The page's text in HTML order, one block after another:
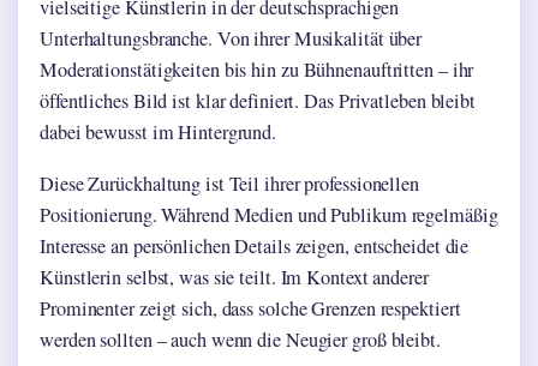
vielseitige Künstlerin in der deutschsprachigen
Unterhaltungsbranche. Von ihrer Musikalität über
Moderationstätigkeiten bis hin zu Bühnenauftritten – ihr
öffentliches Bild ist klar definiert. Das Privatleben bleibt
dabei bewusst im Hintergrund.
Diese Zurückhaltung ist Teil ihrer professionellen
Positionierung. Während Medien und Publikum regelmäßig
Interesse an persönlichen Details zeigen, entscheidet die
Künstlerin selbst, was sie teilt. Im Kontext anderer
Prominenter zeigt sich, dass solche Grenzen respektiert
werden sollten – auch wenn die Neugier groß bleibt.